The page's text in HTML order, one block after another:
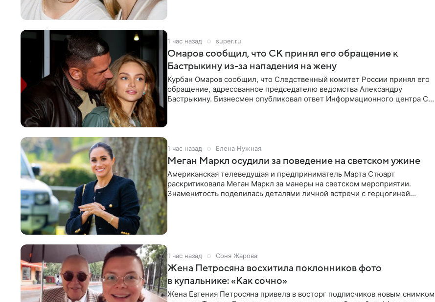
1 час назад super.ru
Омаров сообщил, что СК принял его обращение к
Бастрыкину из-за нападения на жену
Курбан Омаров сообщил, что Следственный комитет России принял его
обращение, адресованное председателю ведомства Александру
Бастрыкину. Бизнесмен опубликовал ответ Информационного центра СК
1 час назад Елена Нужная
Меган Маркл осудили за поведение на светском ужине
Американская телеведущая и предприниматель Марта Стюарт
раскритиковала Меган Маркл за манеры на светском мероприятии.
Знаменитость поделилась деталями личной встречи с герцогиней
1 час назад Соня Жарова
Жена Петросяна восхитила поклонников фото
в купальнике: «Как сочно»
Жена Евгения Петросяна привела в восторг подписчиков новым снимком